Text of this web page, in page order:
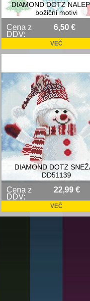
DIAMOND DOTZ
božični motivi
Cena z
DDV:
6,50 €
VEČ
DIAMOND DOTZ
DD51139
Cena z
DDV:
22,99 €
VEČ